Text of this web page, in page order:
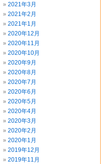
2021年3月
2021年2月
2021年1月
2020年12月
2020年11月
2020年10月
2020年9月
2020年8月
2020年7月
2020年6月
2020年5月
2020年4月
2020年3月
2020年2月
2020年1月
2019年12月
2019年11月